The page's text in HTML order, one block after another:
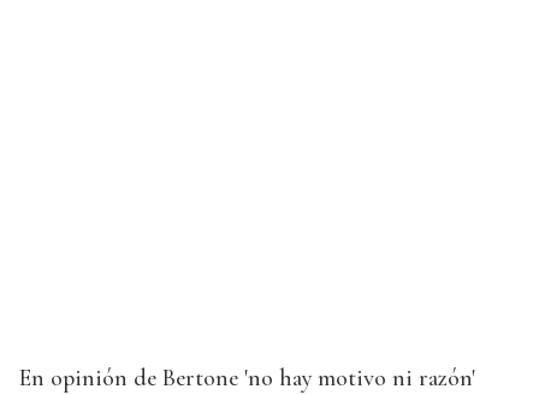
En opinión de Bertone 'no hay motivo ni razón'